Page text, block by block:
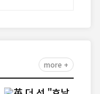
more +